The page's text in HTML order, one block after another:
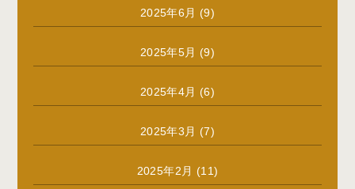
2025年6月 (9)
2025年5月 (9)
2025年4月 (6)
2025年3月 (7)
2025年2月 (11)